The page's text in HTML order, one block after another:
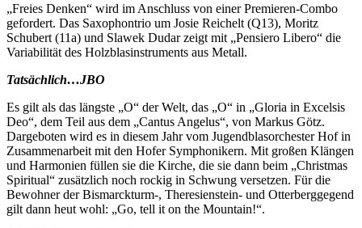
„Freies Denken“ wird im Anschluss von einer Premieren-Combo
gefordert. Das Saxophontrio um Josie Reichelt (Q13), Moritz
Schubert (11a) und Slawek Dudar zeigt mit „Pensiero Libero“ die
Variabilität des Holzblasinstruments aus Metall.
Tatsächlich…JBO
Es gilt als das längste „O“ der Welt, das „O“ in „Gloria in Excelsis
Deo“, dem Teil aus dem „Cantus Angelus“, von Markus Götz.
Dargeboten wird es in diesem Jahr vom Jugendblasorchester Hof in
Zusammenarbeit mit den Hofer Symphonikern. Mit großen Klängen
und Harmonien füllen sie die Kirche, die sie dann beim „Christmas
Spiritual“ zusätzlich noch rockig in Schwung versetzen. Für die
Bewohner der Bismarckturm-, Theresienstein- und Otterberggegend
gilt dann heut wohl: „Go, tell it on the Mountain!“.